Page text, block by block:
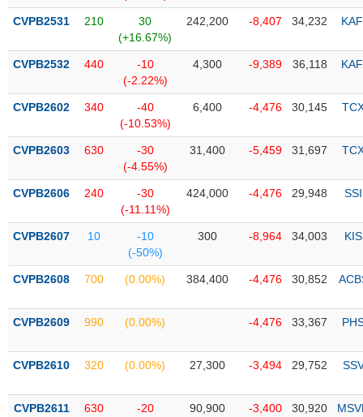
Trạng
cổ
Quy
thị
Niêm
Niêm
mới
yết
bổ
Hủy
CVPB2531 210
30
(+16.67%)
242,200 -8,407 34,232
CVPB2532 440
-10
(-2.22%)
4,300 -9,389 36,118
CVPB2602 340
-40
(-10.53%)
6,400 -4,476 30,145
CVPB2603 630
-30
(-4.55%)
31,400 -5,459 31,697
CVPB2606 240
-30
(-11.11%)
424,000 -4,476 29,948 SSI
CVPB2607 10
-10
(-50%)
300 -8,964 34,003 KIS
CVPB2608 700 (0.00%) 384,400 -4,476 30,852
CVPB2609 990 (0.00%) -4,476 33,367
CVPB2610 320 (0.00%) 27,300 -3,494 29,752
CVPB2611 630
-20
90,900 -3,400 30,920
NGÀNH
CỔ
PHÁI
PHIẾU